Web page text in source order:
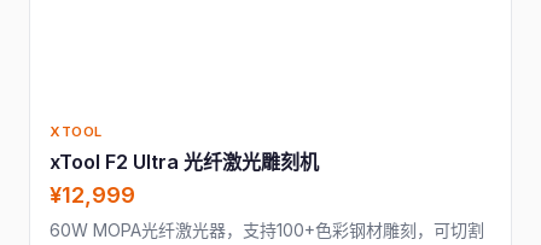
XTOOL
xTool F2 Ultra 光纤激光雕刻机
¥12,999
60W MOPA光纤激光器，支持100+色彩钢材雕刻，可切割